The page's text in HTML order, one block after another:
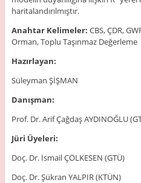
haritalandırılmıştır.
Anahtar Kelimeler: CBS, ÇDR,
Orman, Toplu Taşınmaz Değerleme
Hazırlayan:
Süleyman ŞİŞMAN
Danışman:
Prof. Dr. Arif Çağdaş AYDINOĞLU
Jüri Üyeleri:
Doç. Dr. İsmail ÇÖLKESEN (GTÜ)
Doç. Dr. Şükran YALPIR (KTÜN)